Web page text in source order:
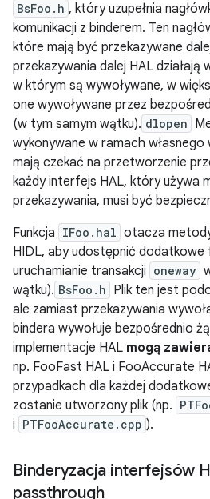
BsFoo.h , który uzupełnia
komunikacji z binderem. Ten
które mają być przekazywane
przekazywania dalej HAL działają
w którym są wywoływane, w
one wywoływane przez
(w tym samym wątku). dlopen
wykonywane w ramach własnego
mają czekać na przetworzenie
każdy interfejs HAL, który używa
przekazywania, musi być
Funkcja IFoo.hal otacza
HIDL, aby udostępnić dodatkowe
uruchamianie transakcji oneway
wątku). BsFoo.h Plik ten jest
ale zamiast przekazywania
bindera wywołuje bezpośrednio
implementacje HAL mogą
np. FooFast HAL i FooAccurate
przypadkach dla każdej
zostanie utworzony plik (np.
i PTFooAccurate.cpp ).
Binderyzacja interfejsów
passthrough